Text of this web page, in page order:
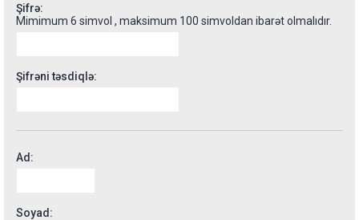
Şifrə:
Mimimum 6 simvol , maksimum 100 simvoldan ibarət olmalıdır.
Şifrəni təsdiqlə:
Ad:
Soyad: